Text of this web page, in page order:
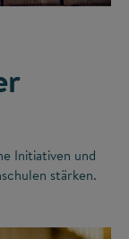
Initiativen und
stärken.